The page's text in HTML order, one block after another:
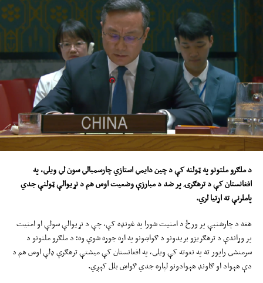
د ملګرو ملتونو پهټولنهکې د چین دایمي استازيچارسمباليسون لي ویلي، په
افغانستان کې د ترهګرۍ پر ضد د مبارزې وضعیت اوسهم د نړیوالې ټولنې جدي
پاملرنې ته اړتیا لري.
هغه د چارشنبې پر ورځ د امنیت شورا په غونډه کې، چې د نړیوالې سولې او امنیت
پر وړاندې د ترهګریزو بریدونو د ګواښونو په اړه جوړه شوې وه؛ د ملګرو ملتونو د
سرمنشي راپور ته په نغوته کې ویلي، په افغانستان کې میشتې ترهګرې ډلې اوس هم د
دې هېواد او ګاونډ هېوادونو لپاره جدي ګواښ بلل کېږي.